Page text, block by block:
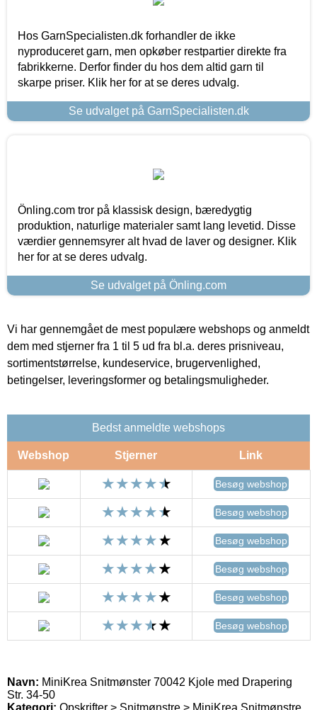
Hos GarnSpecialisten.dk forhandler de ikke
nyproduceret garn, men opkøber restpartier direkte fra
fabrikkerne. Derfor finder du hos dem altid garn til
skarpe priser. Klik her for at se deres udvalg.
Se udvalget på GarnSpecialisten.dk
Önling.com tror på klassisk design, bæredygtig
produktion, naturlige materialer samt lang levetid. Disse
værdier gennemsyrer alt hvad de laver og designer. Klik
her for at se deres udvalg.
Se udvalget på Önling.com
Vi har gennemgået de mest populære webshops og anmeldt
dem med stjerner fra 1 til 5 ud fra bl.a. deres prisniveau,
sortimentstørrelse, kundeservice, brugervenlighed,
betingelser, leveringsformer og betalingsmuligheder.
Bedst anmeldte webshops
Webshop Stjerner Link
Besøg webshop
Besøg webshop
Besøg webshop
Besøg webshop
Besøg webshop
Besøg webshop
Navn: MiniKrea Snitmønster 70042 Kjole med Drapering
Str. 34-50
Kategori: Opskrifter > Snitmønstre > MiniKrea Snitmønstre